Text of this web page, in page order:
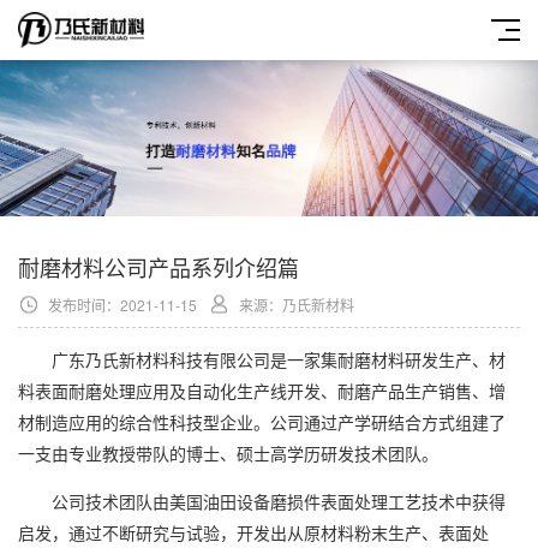
耐磨材料公司产品系列介绍篇
发布时间：2021-11-15 来源：乃氏新材料
广东乃氏新材料科技有限公司是一家集耐磨材料研发生产、材
料表面耐磨处理应用及自动化生产线开发、耐磨产品生产销售、增
材制造应用的综合性科技型企业。公司通过产学研结合方式组建了
一支由专业教授带队的博士、硕士高学历研发技术团队。
公司技术团队由美国油田设备磨损件表面处理工艺技术中获得
启发，通过不断研究与试验，开发出从原材料粉末生产、表面处